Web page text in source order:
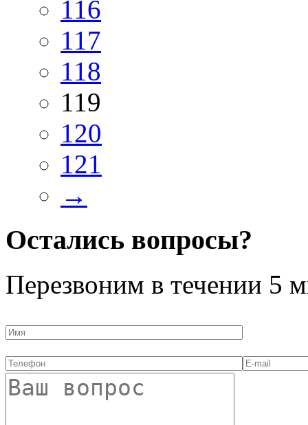
116
117
118
119
120
121
→
Остались вопросы?
Перезвоним в течении 5